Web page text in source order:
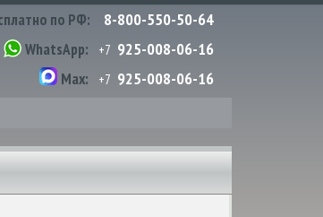
по РФ: 8-800-550-50-64
WhatsApp: +7 925-008-06-16
Max: +7 925-008-06-16